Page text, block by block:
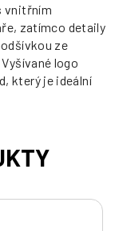
vnitřním
zatímco detaily
ze
logo
který je ideální